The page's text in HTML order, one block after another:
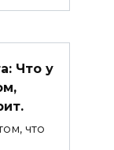
Что у
что